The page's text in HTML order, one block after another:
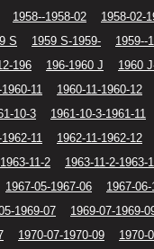
1958--1958-02 1958-02-
S 1959 S-1959- 1959--
196 196-1960 J 1960
11 1960-11-1960-12
10-3 1961-10-3-1961-11
11 1962-11-1962-12
11-2 1963-11-2-1963-
1967-05-1967-06 1967-
1969-07 1969-07-1969-
1970-07-1970-09 1970-